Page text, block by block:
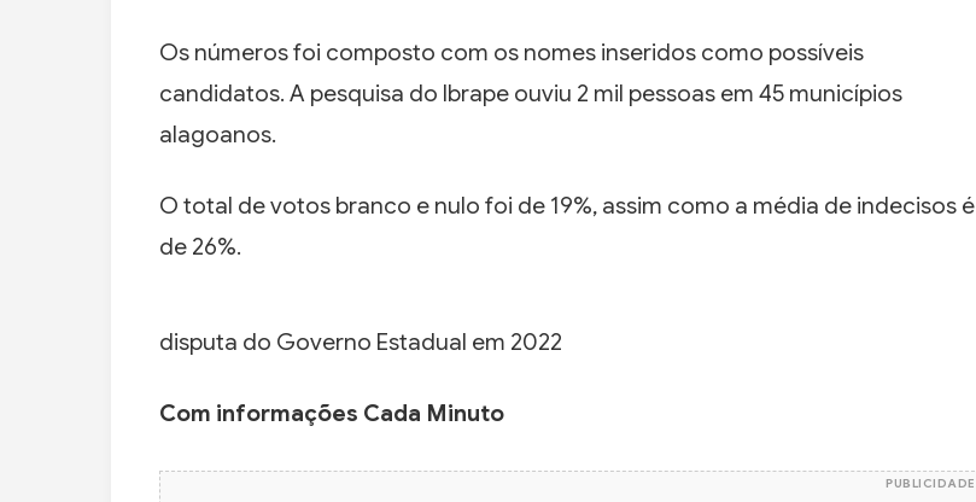
Os números foi composto com os nomes inseridos como possíveis
candidatos. A pesquisa do Ibrape ouviu 2 mil pessoas em 45 municípios
alagoanos.
O total de votos branco e nulo foi de 19%, assim como a média de indecisos é
de 26%.
disputa do Governo Estadual em 2022
Com informações Cada Minuto
PUBLICIDADE